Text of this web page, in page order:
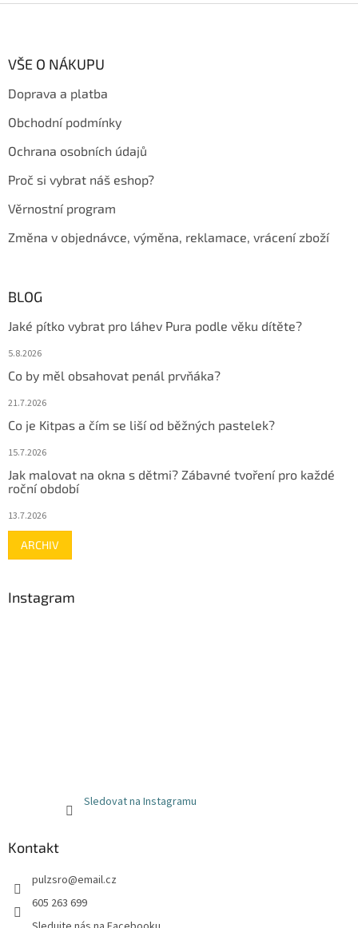
VŠE O NÁKUPU
Doprava a platba
Obchodní podmínky
Ochrana osobních údajů
Proč si vybrat náš eshop?
Věrnostní program
Změna v objednávce, výměna, reklamace, vrácení zboží
BLOG
Jaké pítko vybrat pro láhev Pura podle věku dítěte?
5.8.2026
Co by měl obsahovat penál prvňáka?
21.7.2026
Co je Kitpas a čím se liší od běžných pastelek?
15.7.2026
Jak malovat na okna s dětmi? Zábavné tvoření pro každé
roční období
13.7.2026
ARCHIV
Instagram
Sledovat na Instagramu
Kontakt
pulzsro@email.cz
605 263 699